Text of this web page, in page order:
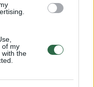
of my
with the